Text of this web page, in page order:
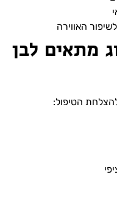
האווירה
מתאים לבן
הטיפול: